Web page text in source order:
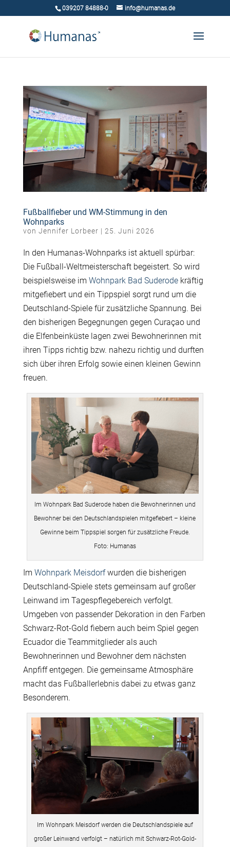
039207 84888-0 info@humanas.de
Fußballfieber und WM-Stimmung in den
Wohnparks
von Jennifer Lorbeer | 25. Juni 2026
In den Humanas-Wohnparks ist aktuell spürbar:
Die Fußball-Weltmeisterschaft begeistert. So wird
beispielsweise im Wohnpark Bad Suderodekräftig
mitgefiebert und ein Tippspiel sorgt rund um die
Deutschland-Spiele für zusätzliche Spannung. Bei
den bisherigen Begegnungen gegen Curaçao und
die Elfenbeinküste lagen zwei Bewohnerinnen mit
ihren Tipps richtig bzw. nahezu richtig und durften
sich über ihren Erfolg sowie einen kleinen Gewinn
freuen.
Im Wohnpark Bad Suderode haben die Bewohnerinnen und
Bewohner bei den Deutschlandspielen mitgefiebert – kleine
Gewinne beim Tippspiel sorgen für zusätzliche Freude.
Foto: Humanas
Im Wohnpark Meisdorfwurden die bisherigen
Deutschland-Spiele stets gemeinsam auf großer
Leinwand im Tagespflegebereich verfolgt.
Umgeben von passender Dekoration in den Farben
Schwarz-Rot-Gold fiebern auch beim Spiel gegen
Ecuador die Teammitglieder als auch
Bewohnerinnen und Bewohner dem nächsten
Anpfiff entgegen. Die gemeinsame Atmosphäre
macht das Fußballerlebnis dabei zu etwas ganz
Besonderem.
Im Wohnpark Meisdorf werden die Deutschlandspiele auf
großer Leinwand verfolgt – natürlich mit Schwarz-Rot-Gold-